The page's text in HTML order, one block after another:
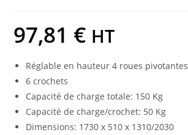
97,81 € HT
Réglable en hauteur 4 roues pivotantes
6 crochets
Capacité de charge totale: 150 Kg
Capacité de charge/crochet: 50 Kg
Dimensions: 1730 x 510 x 1310/2030